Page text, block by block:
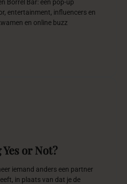
Borrel Bar: een pop-up
entertainment, influencers en
en online buzz
or Not?
iemand anders een partner
in plaats van dat je de